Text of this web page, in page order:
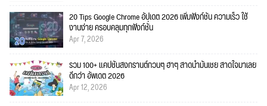
20 Tips Google Chrome อัปเดต 2026 เพิ่มฟังก์ชั่น ความเร็ว ใช้
งานง่าย ครอบคลุมทุกฟังก์ชั่น
Apr 7, 2026
รวม 100+ แคปชั่นสงกรานต์กวนๆ ฮาๆ สาดน้ำมันเชย สาดใจมาเลย
ดีกว่า อัพเดต 2026
Apr 12, 2026